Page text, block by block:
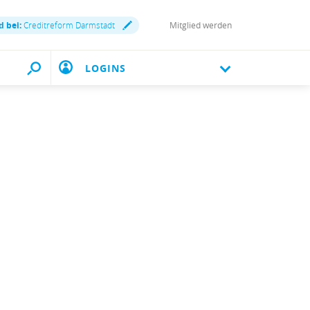
bei:Creditreform Darmstadt Mitglied werden
LOGINS